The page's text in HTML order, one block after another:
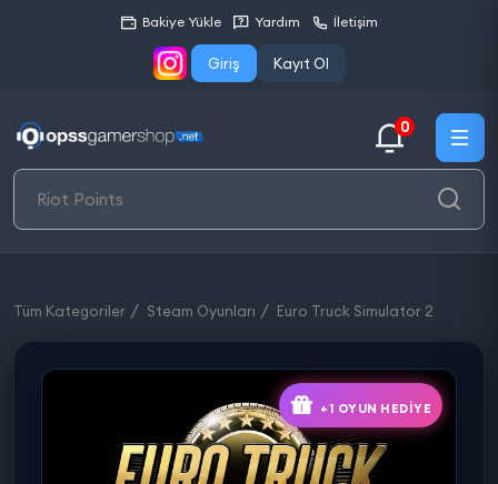
Bakiye Yükle Yardım İletişim
Giriş Kayıt Ol
0
Tüm Kategoriler Steam Oyunları Euro Truck Simulator 2
+1 OYUN HEDIYE